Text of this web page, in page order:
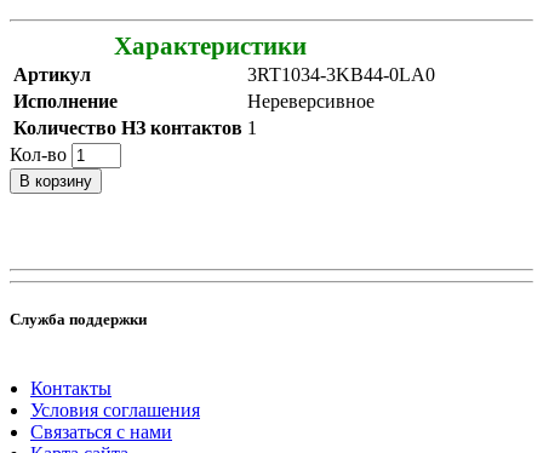
Характеристики
Артикул
3RT1034-3KB44-0LA0
Исполнение
Нереверсивное
Количество НЗ контактов 1
Кол-во
В корзину
Служба поддержки
Контакты
Условия соглашения
Связаться с нами